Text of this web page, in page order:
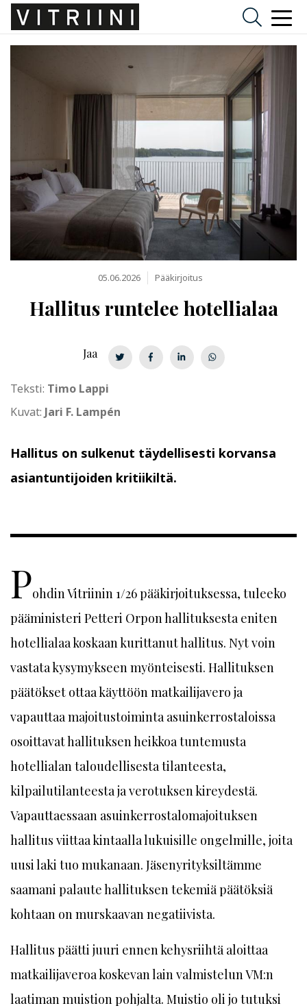
05.06.2026 Pääkirjoitus
Hallitus runtelee hotellialaa
Teksti: Timo Lappi
Kuvat: Jari F. Lampén
Hallitus on sulkenut täydellisesti korvansa
asiantuntijoiden kritiikiltä.
Jaa
Pohdin Vitriinin 1/26 pääkirjoituksessa, tuleeko
pääministeri Petteri Orpon hallituksesta eniten
hotellialaa koskaan kurittanut hallitus. Nyt voin
vastata kysymykseen myönteisesti. Hallituksen
päätökset ottaa käyttöön matkailijavero ja
vapauttaa majoitustoiminta asuinkerrostaloissa
osoittavat hallituksen heikkoa tuntemusta
hotellialan taloudellisesta tilanteesta,
kilpailutilanteesta ja verotuksen kireydestä.
Vapauttaessaan asuinkerrostalomajoituksen
hallitus viittaa kintaalla lukuisille ongelmille, joita
uusi laki tuo mukanaan. Jäsenyrityksiltämme
saamani palaute hallituksen tekemiä päätöksiä
kohtaan on murskaavan negatiivista.
Hallitus päätti juuri ennen kehysriihtä aloittaa
matkailijaveroa koskevan lain valmistelun VM:n
laatiman muistion pohjalta. Muistio oli jo tutuksi